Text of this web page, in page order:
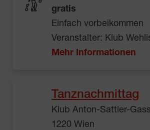
gratis
Einfach vorbeikommen
Veranstalter: Klub
Mehr Informationen
Tanznachmittag
Klub Anton-Sattler-
1220 Wien